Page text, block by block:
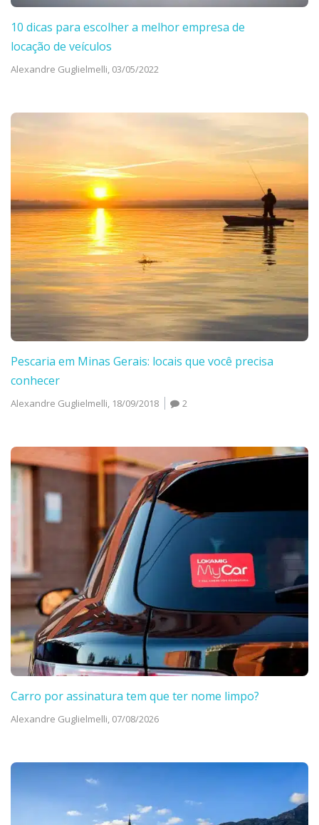
10 dicas para escolher a melhor empresa de
locação de veículos
Alexandre Guglielmelli, 03/05/2022
Pescaria em Minas Gerais: locais que você precisa
conhecer
Alexandre Guglielmelli, 18/09/2018 2
Carro por assinatura tem que ter nome limpo?
Alexandre Guglielmelli, 07/08/2026